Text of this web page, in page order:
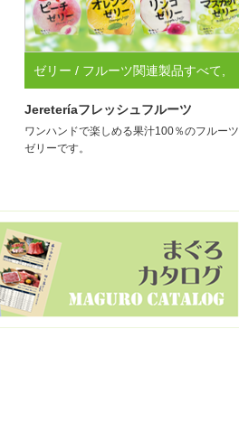
ゼリー / フルーツ関連製品すべて
パウチゼリー,ハラル認証取得商品
Jereteríaフレッシュフルーツ
ワンハンドで楽しめる果汁100％のフルーツ
ゼリーです。